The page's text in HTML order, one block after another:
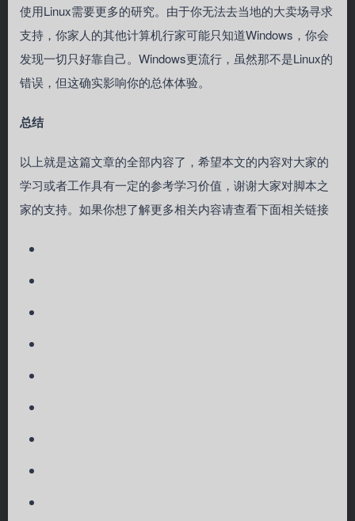
使用Linux需要更多的研究。由于你无法去当地的大卖场寻求
支持，你家人的其他计算机行家可能只知道Windows，你会
发现一切只好靠自己。Windows更流行，虽然那不是Linux的
错误，但这确实影响你的总体体验。
总结
以上就是这篇文章的全部内容了，希望本文的内容对大家的
学习或者工作具有一定的参考学习价值，谢谢大家对脚本之
家的支持。如果你想了解更多相关内容请查看下面相关链接